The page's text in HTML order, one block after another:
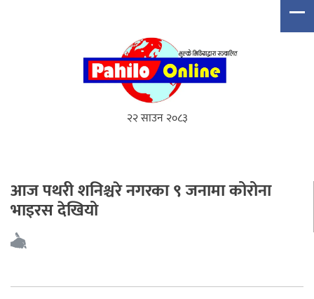
२२ साउन २०८३
आज पथरी शनिश्चरे नगरका ९ जनामा कोरोना
भाइरस देखियो